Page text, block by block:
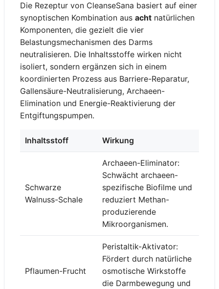
Die Rezeptur von CleanseSana basiert auf einer
synoptischen Kombination aus acht natürlichen
Komponenten, die gezielt die vier
Belastungsmechanismen des Darms
neutralisieren. Die Inhaltsstoffe wirken nicht
isoliert, sondern ergänzen sich in einem
koordinierten Prozess aus Barriere-Reparatur,
Gallensäure-Neutralisierung, Archaeen-
Elimination und Energie-Reaktivierung der
Entgiftungspumpen.
Inhaltsstoff Wirkung
Schwarze
Walnuss-Schale
Archaeen-Eliminator:
Schwächt archaeen-
spezifische Biofilme und
reduziert Methan-
produzierende
Mikroorganismen.
Pflaumen-Frucht
Peristaltik-Aktivator:
Fördert durch natürliche
osmotische Wirkstoffe
die Darmbewegung und